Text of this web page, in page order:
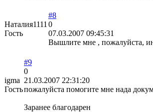
Наталия1111
Гость
#8
0
07.03.2007 09:45:31
Вышлите мне , пожалуйста,
igma
Гость
#9
0
21.03.2007 22:31:20
пожалуйста помогите мне нада
Заранее благодарен